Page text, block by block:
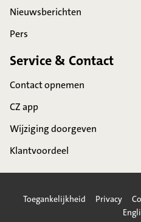
Nieuwsberichten
Pers
Service & Contact
Contact opnemen
CZ app
Wijziging doorgeven
Klantvoordeel
Toegankelijkheid Privacy